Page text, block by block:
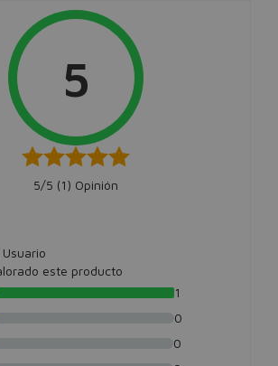
5
5/5 (1) Opinión
Usuario
este producto
1
0
0